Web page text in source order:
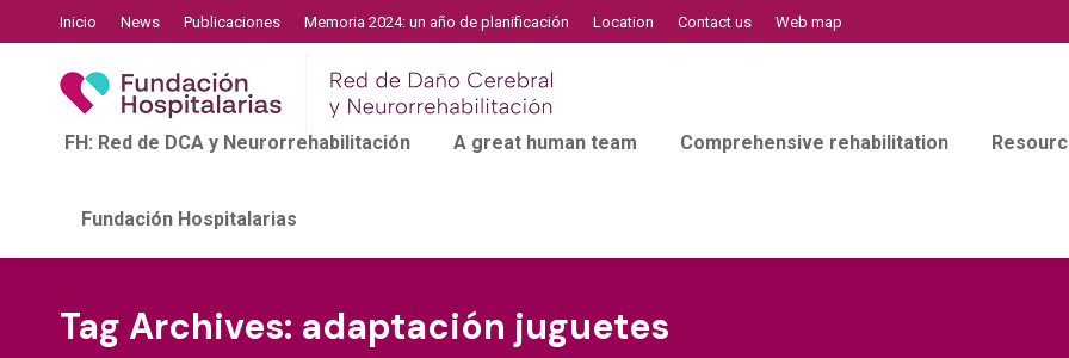
Inicio News Publicaciones Memoria 2024: un año de planificación Location Contact us Web map
FH: Red de DCA y Neurorrehabilitación A great human team Comprehensive rehabilitation
Fundación Hospitalarias
Tag Archives: adaptación juguetes